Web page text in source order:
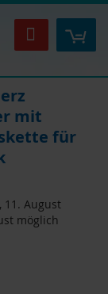
Suche
mit
für
11. August
möglich